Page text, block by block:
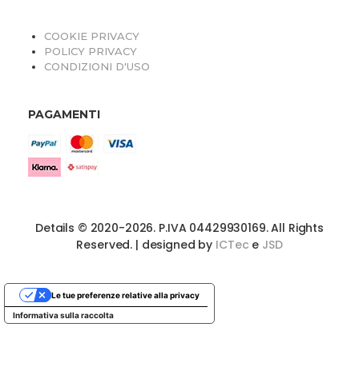
COOKIE PRIVACY
POLICY PRIVACY
CONDIZIONI D'USO
PAGAMENTI
Details © 2020-2026. P.IVA 04429930169. All Rights
Reserved. | designed by ICTec e JSD
Informativa sulla raccolta
Le tue preferenze relative alla privacy